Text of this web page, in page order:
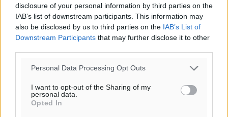
disclosure of your personal information by third parties on the
IAB’s list of downstream participants. This information may
also be disclosed by us to third parties on the IAB’s List of
Downstream Participants that may further disclose it to other
Personal Data Processing Opt Outs
I want to opt-out of the Sharing of my
personal data.
Opted In
29.08.24, 08:02